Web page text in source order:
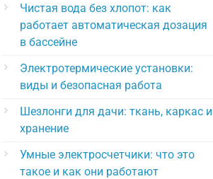
Чистая вода без хлопот: как
работает автоматическая дозация
в бассейне
Электротермические установки:
виды и безопасная работа
Шезлонги для дачи: ткань, каркас и
хранение
Умные электросчетчики: что это
такое и как они работают